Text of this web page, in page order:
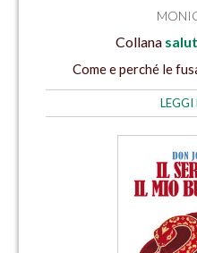
Collana
Come e perché le
LEGGI